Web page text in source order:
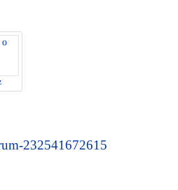
232541672615